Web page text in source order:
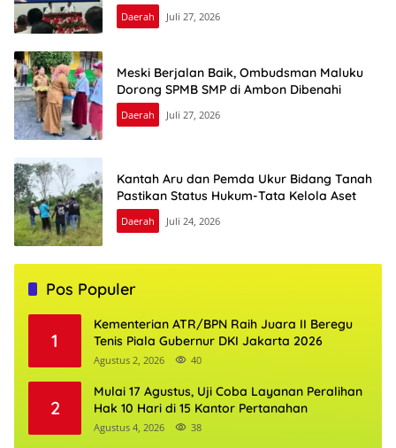
Daerah Juli 27, 2026
Meski Berjalan Baik, Ombudsman Maluku
Dorong SPMB SMP di Ambon Dibenahi
Daerah Juli 27, 2026
Kantah Aru dan Pemda Ukur Bidang Tanah
Pastikan Status Hukum-Tata Kelola Aset
Daerah Juli 24, 2026
Pos Populer
1
Kementerian ATR/BPN Raih Juara II Beregu
Tenis Piala Gubernur DKI Jakarta 2026
Agustus 2, 2026 40
2
Mulai 17 Agustus, Uji Coba Layanan Peralihan
Hak 10 Hari di 15 Kantor Pertanahan
Agustus 4, 2026 38